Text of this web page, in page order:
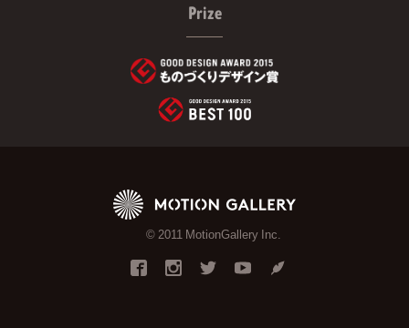
Prize
© 2011 MotionGallery Inc.